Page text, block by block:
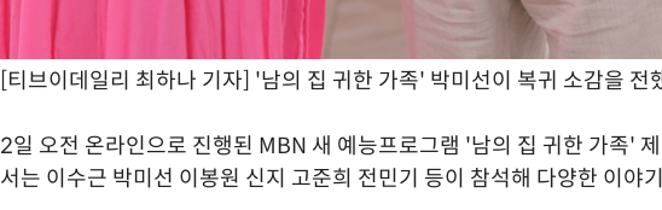
[티브이데일리 최하나 기자] '남의 집 귀한 가족' 박미선이 복귀 소감을 전
2일 오전 온라인으로 진행된 MBN 새 예능프로그램 '남의 집 귀한 가족'
서는 이수근 박미선 이봉원 신지 고준희 전민기 등이 참석해 다양한 이야